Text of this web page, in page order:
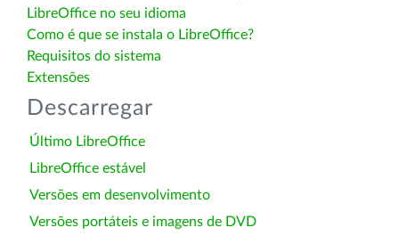
LibreOffice no seu idioma
Como é que se instala o LibreOffice?
Requisitos do sistema
Extensões
Descarregar
Último LibreOffice
LibreOffice estável
Versões em desenvolvimento
Versões portáteis e imagens de DVD